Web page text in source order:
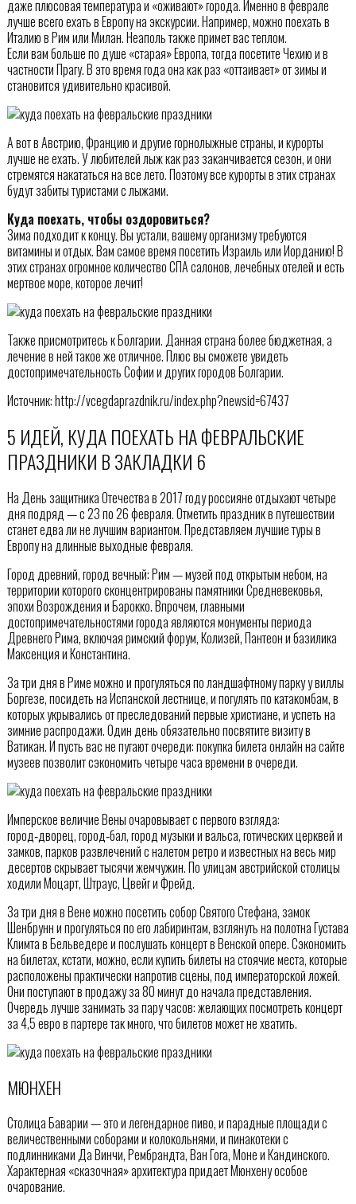
даже плюсовая температура и «оживают» города. Именно в феврале
лучше всего ехать в Европу на экскурсии. Например, можно поехать в
Италию в Рим или Милан. Неаполь также примет вас теплом.
Если вам больше по душе «старая» Европа, тогда посетите Чехию и в
частности Прагу. В это время года она как раз «оттаивает» от зимы и
становится удивительно красивой.
А вот в Австрию, Францию и другие горнолыжные страны, и курорты
лучше не ехать. У любителей лыж как раз заканчивается сезон, и они
стремятся накататься на все лето. Поэтому все курорты в этих странах
будут забиты туристами с лыжами.
Куда поехать, чтобы оздоровиться?
Зима подходит к концу. Вы устали, вашему организму требуются
витамины и отдых. Вам самое время посетить Израиль или Иорданию! В
этих странах огромное количество СПА салонов, лечебных отелей и есть
мертвое море, которое лечит!
Также присмотритесь к Болгарии. Данная страна более бюджетная, а
лечение в ней такое же отличное. Плюс вы сможете увидеть
достопримечательность Софии и других городов Болгарии.
Источник: http://vcegdaprazdnik.ru/index.php?newsid=67437
5 ИДЕЙ, КУДА ПОЕХАТЬ НА ФЕВРАЛЬСКИЕ
ПРАЗДНИКИ В ЗАКЛАДКИ 6
На День защитника Отечества в 2017 году россияне отдыхают четыре
дня подряд — с 23 по 26 февраля. Отметить праздник в путешествии
станет едва ли не лучшим вариантом. Представляем лучшие туры в
Европу на длинные выходные февраля.
Город древний, город вечный: Рим — музей под открытым небом, на
территории которого сконцентрированы памятники Средневековья,
эпохи Возрождения и Барокко. Впрочем, главными
достопримечательностями города являются монументы периода
Древнего Рима, включая римский форум, Колизей, Пантеон и базилика
Максенция и Константина.
За три дня в Риме можно и прогуляться по ландшафтному парку у виллы
Боргезе, посидеть на Испанской лестнице, и погулять по катакомбам, в
которых укрывались от преследований первые христиане, и успеть на
зимние распродажи. Один день обязательно посвятите визиту в
Ватикан. И пусть вас не пугают очереди: покупка билета онлайн на сайте
музеев позволит сэкономить четыре часа времени в очереди.
Имперское величие Вены очаровывает с первого взгляда:
город‑дворец, город‑бал, город музыки и вальса, готических церквей и
замков, парков развлечений с налетом ретро и известных на весь мир
десертов скрывает тысячи жемчужин. По улицам австрийской столицы
ходили Моцарт, Штраус, Цвейг и Фрейд.
За три дня в Вене можно посетить собор Святого Стефана, замок
Шенбрунн и прогуляться по его лабиринтам, взглянуть на полотна Густава
Климта в Бельведере и послушать концерт в Венской опере. Сэкономить
на билетах, кстати, можно, если купить билеты на стоячие места, которые
расположены практически напротив сцены, под императорской ложей.
Они поступают в продажу за 80 минут до начала представления.
Очередь лучше занимать за пару часов: желающих посмотреть концерт
за 4,5 евро в партере так много, что билетов может не хватить.
МЮНХЕН
Столица Баварии — это и легендарное пиво, и парадные площади с
величественными соборами и колокольнями, и пинакотеки с
подлинниками Да Винчи, Рембрандта, Ван Гога, Моне и Кандинского.
Характерная «сказочная» архитектура придает Мюнхену особое
очарование.